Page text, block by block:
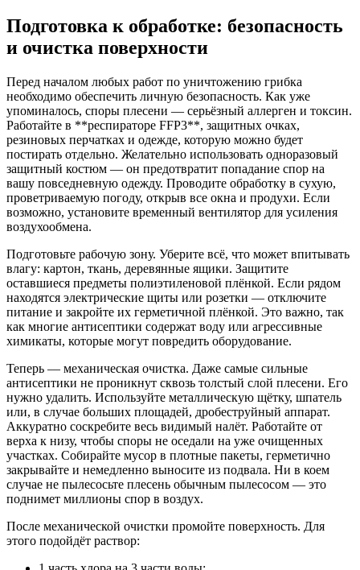
Подготовка к обработке: безопасность
и очистка поверхности
Перед началом любых работ по уничтожению грибка
необходимо обеспечить личную безопасность. Как уже
упоминалось, споры плесени — серьёзный аллерген и токсин.
Работайте в **респираторе FFP3**, защитных очках,
резиновых перчатках и одежде, которую можно будет
постирать отдельно. Желательно использовать одноразовый
защитный костюм — он предотвратит попадание спор на
вашу повседневную одежду. Проводите обработку в сухую,
проветриваемую погоду, открыв все окна и продухи. Если
возможно, установите временный вентилятор для усиления
воздухообмена.
Подготовьте рабочую зону. Уберите всё, что может впитывать
влагу: картон, ткань, деревянные ящики. Защитите
оставшиеся предметы полиэтиленовой плёнкой. Если рядом
находятся электрические щиты или розетки — отключите
питание и закройте их герметичной плёнкой. Это важно, так
как многие антисептики содержат воду или агрессивные
химикаты, которые могут повредить оборудование.
Теперь — механическая очистка. Даже самые сильные
антисептики не проникнут сквозь толстый слой плесени. Его
нужно удалить. Используйте металлическую щётку, шпатель
или, в случае больших площадей, дробеструйный аппарат.
Аккуратно соскребите весь видимый налёт. Работайте от
верха к низу, чтобы споры не оседали на уже очищенных
участках. Собирайте мусор в плотные пакеты, герметично
закрывайте и немедленно выносите из подвала. Ни в коем
случае не пылесосьте плесень обычным пылесосом — это
поднимет миллионы спор в воздух.
После механической очистки промойте поверхность. Для
этого подойдёт раствор: